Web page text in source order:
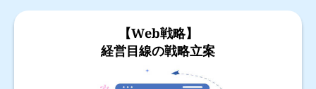
【Web戦略】
経営目線の戦略立案